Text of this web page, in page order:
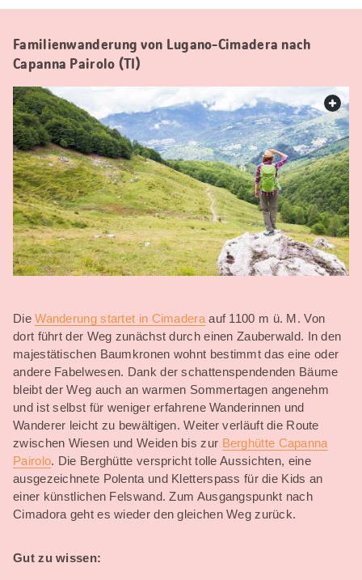
Familienwanderung von Lugano-Cimadera nach
Capanna Pairolo (TI)
DieWanderung startet in Cimaderaauf 1100 m ü. M. Von
dort führt der Weg zunächst durch einen Zauberwald. In den
majestätischen Baumkronen wohnt bestimmt das eine oder
andere Fabelwesen. Dank der schattenspendenden Bäume
bleibt der Weg auch an warmen Sommertagen angenehm
und ist selbst für weniger erfahrene Wanderinnen und
Wanderer leicht zu bewältigen. Weiter verläuft die Route
zwischen Wiesen und Weiden bis zur Berghütte Capanna
Pairolo. Die Berghütte verspricht tolle Aussichten, eine
ausgezeichnete Polenta und Kletterspass für die Kids an
einer künstlichen Felswand. Zum Ausgangspunkt nach
Cimadora geht es wieder den gleichen Weg zurück.
Gut zu wissen: